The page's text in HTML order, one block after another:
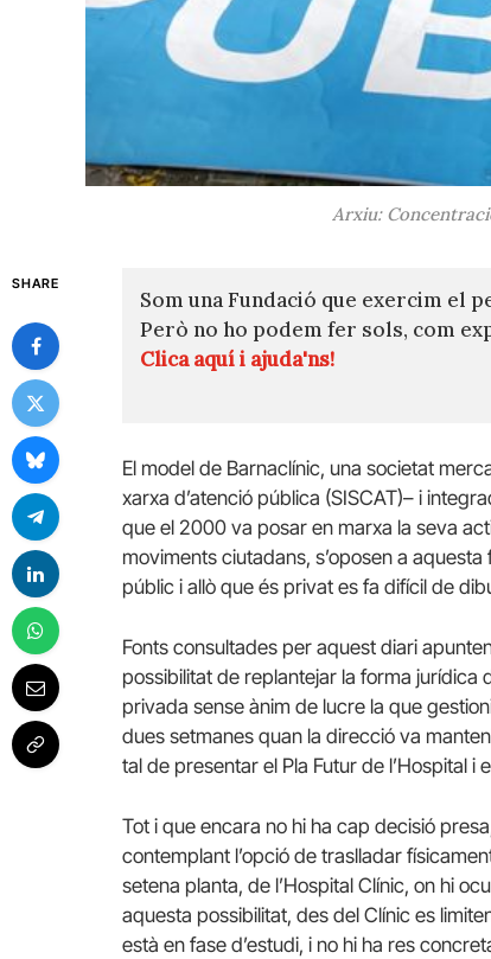
Arxiu:
SHARE
Som una Fundació que exercim el
Però no ho podem fer sols, com
Clica aquí i ajuda'ns!
El model de Barnaclínic, una societat
xarxa d’atenció pública (SISCAT)– i
que el 2000 va posar en marxa la seva
moviments ciutadans, s’oposen a
públic i allò que és privat es fa difícil de
Fonts consultades per aquest diari
possibilitat de replantejar la forma jurídica
privada sense ànim de lucre la que
dues setmanes quan la direcció va
tal de presentar el Pla Futur de l’Hospital i
Tot i que encara no hi ha cap decisió
contemplant l’opció de traslladar
setena planta, de l’Hospital Clínic, on hi
aquesta possibilitat, des del Clínic es
està en fase d’estudi, i no hi ha res